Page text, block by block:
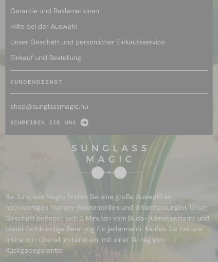
Garantie und Reklamationen
Hilfe bei der Auswahl
Unser Geschäft und persönlicher Einkaufsservice
Einkauf und Bestellung
KUNDENDIENST
shop@sunglassmagic.hu
SCHREIBEN SIE UNS
Bei Sunglass Magic finden Sie eine große Auswahl an
hochwertigen Marken-Sonnenbrillen und Brillenfassungen. Unser
Geschäft befindet sich 2 Minuten vom Buda-Tunnel entfernt und
bietet fachkundige Beratung für jedermann. Kaufen Sie bei uns
online von überall im Land ein, mit einer 14-tägigen
Rückgabegarantie.